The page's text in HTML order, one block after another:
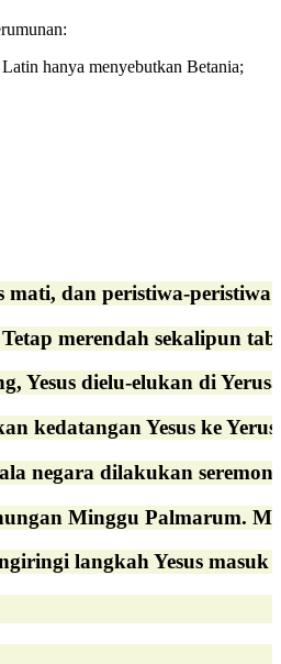
hanya menyebutkan Betania;
dan peristiwa-
merendah sekalipun
Yesus dielu-elukan di
kedatangan Yesus ke
negara dilakukan
Minggu Palmarum.
langkah Yesus masuk